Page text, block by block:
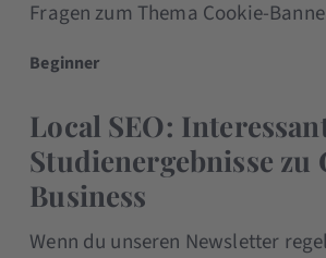
Fragen zum Thema Cookie-
Beginner
Local SEO:
Studienergebnisse zu
Business
Wenn du unseren Newsletter